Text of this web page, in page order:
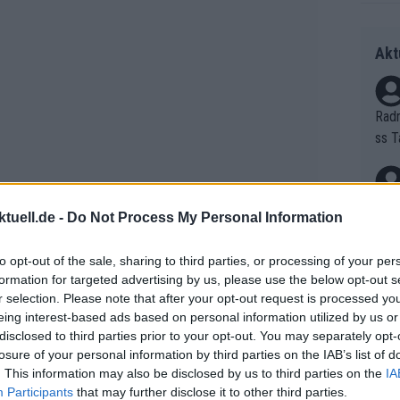
- Do Not Process My Personal Information
opt-out of the sale, sharing to third parties, or processing of your
for targeted advertising by us, please use the below opt-out
selection. Please note that after your opt-out request is processed
interest-based ads based on personal information utilized by us
to third parties prior to your opt-out. You may separately
of your personal information by third parties on the IAB’s list of
This information may also be disclosed by us to third parties on the
Participants that may further disclose it to other third parties.
ein Teamcamp in Salzburg,
Tage zusammenkamen. Beide
kam von Soudal - Quick-Step,
losgeeist– das aktuell kurz
ss
as
Auf
V?